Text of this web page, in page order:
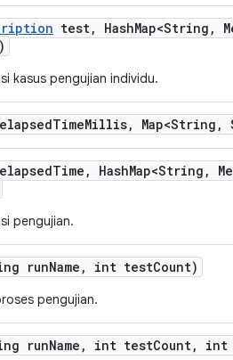
test, HashMap<String ,
kasus pengujian individu.
TimeMillis, Map<String ,
Time , HashMap<String ,
pengujian.
runName , int testCount)
pengujian.
runName , int testCount, int